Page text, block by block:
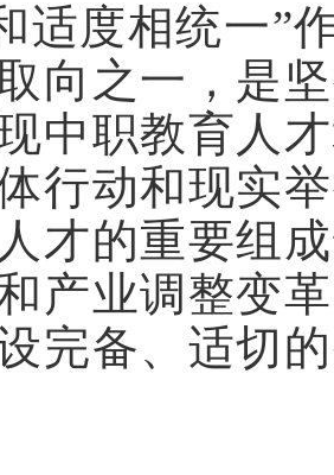
适度相统一”
向之一，是
中职教育人
行动和现实
才的重要组
产业调整变
完备、适切